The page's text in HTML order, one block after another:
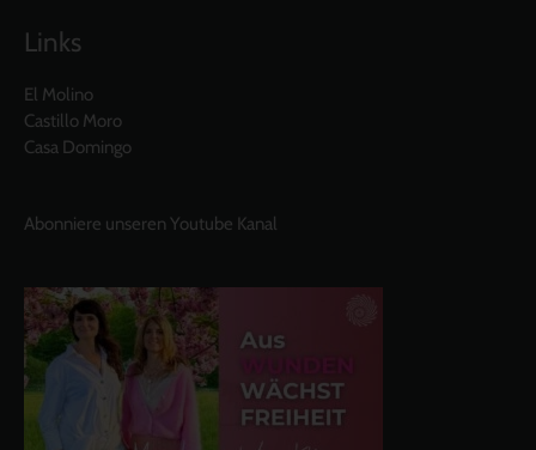
Links
El Molino
Castillo Moro
Casa Domingo
Abonniere unseren Youtube Kanal